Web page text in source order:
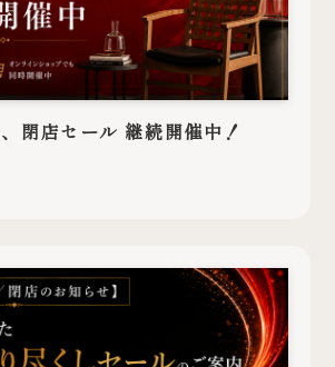
、閉店セール 継続開催中！